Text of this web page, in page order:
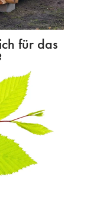
für das